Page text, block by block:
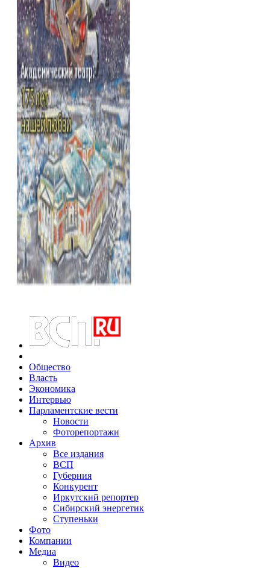
Общество
Власть
Экономика
Интервью
Парламентские вести
Новости
Фоторепортажи
Архив
Все издания
ВСП
Губерния
Конкурент
Иркутский репортер
Сибирский энергетик
Ступеньки
Фото
Компании
Медиа
Видео